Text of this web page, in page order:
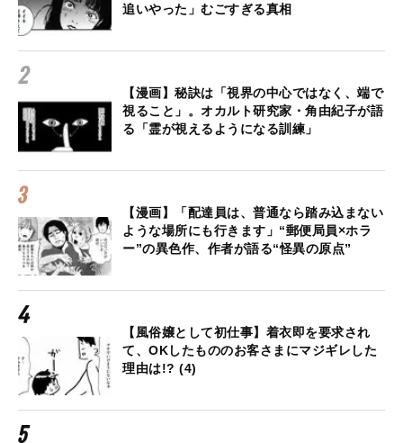
追いやった」むごすぎる真相
【漫画】秘訣は「視界の中心ではなく、端で
視ること」。オカルト研究家・角由紀子が語
る「霊が視えるようになる訓練」
【漫画】「配達員は、普通なら踏み込まない
ような場所にも行きます」“郵便局員×ホラ
ー”の異色作、作者が語る“怪異の原点”
【風俗嬢として初仕事】着衣即を要求され
て、OKしたもののお客さまにマジギレした
理由は!? (4)